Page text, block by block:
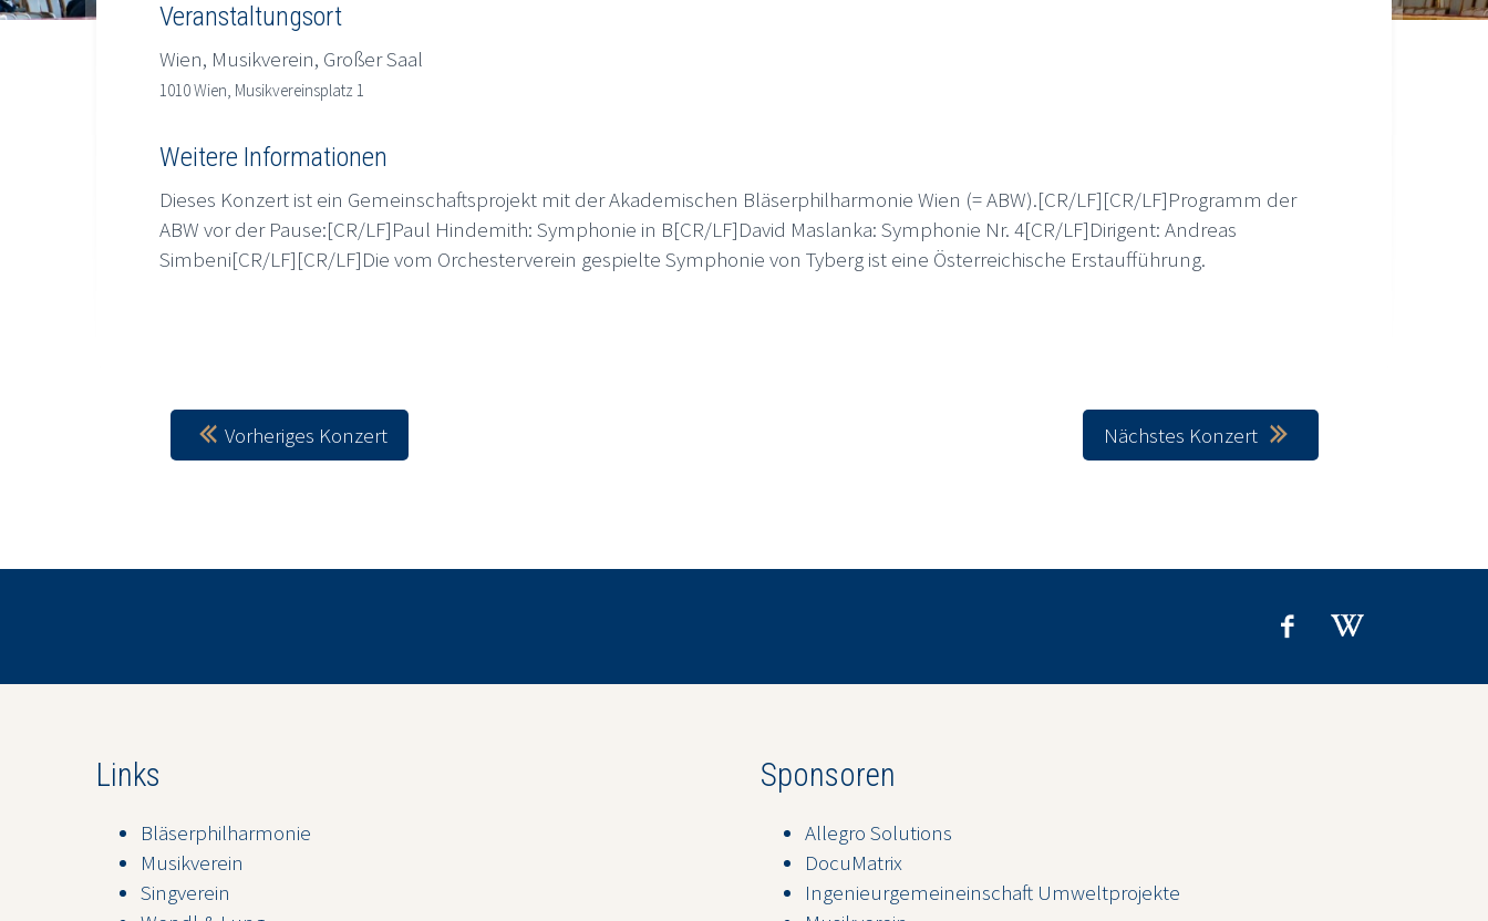
Veranstaltungsort
Wien, Musikverein, Großer Saal
1010 Wien, Musikvereinsplatz 1
Weitere Informationen
Dieses Konzert ist ein Gemeinschaftsprojekt mit der Akademischen Bläserphilharmonie Wien (= ABW).[CR/LF][CR/LF]Programm der
ABW vor der Pause:[CR/LF]Paul Hindemith: Symphonie in B[CR/LF]David Maslanka: Symphonie Nr. 4[CR/LF]Dirigent: Andreas
Simbeni[CR/LF][CR/LF]Die vom Orchesterverein gespielte Symphonie von Tyberg ist eine Österreichische Erstaufführung.
Vorheriges Konzert Nächstes Konzert
Links
Bläserphilharmonie
Musikverein
Singverein
Sponsoren
Allegro Solutions
DocuMatrix
Ingenieurgemeineinschaft Umweltprojekte